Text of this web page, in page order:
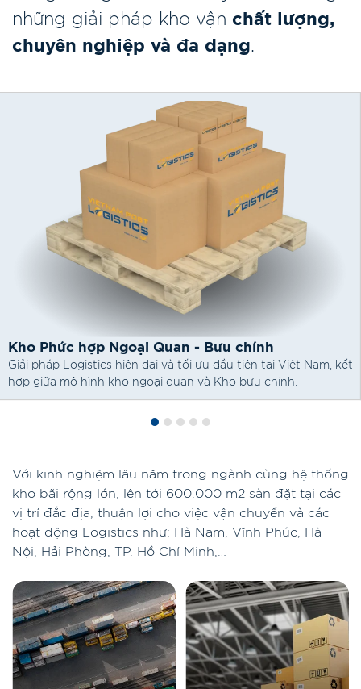
những giải pháp kho vận chất lượng,
chuyên nghiệp và đa dạng.
Kho Phức hợp Ngoại Quan - Bưu chính
Giải pháp Logistics hiện đại và tối ưu đầu tiên tại Việt Nam, kết
hợp giữa mô hình kho ngoại quan và Kho bưu chính.
Với kinh nghiệm lâu năm trong ngành cùng hệ thống
kho bãi rộng lớn, lên tới 600.000 m2 sàn đặt tại các
vị trí đắc địa, thuận lợi cho việc vận chuyển và các
hoạt động Logistics như: Hà Nam, Vĩnh Phúc, Hà
Nội, Hải Phòng, TP. Hồ Chí Minh,…